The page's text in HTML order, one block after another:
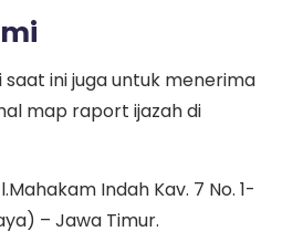
saat ini juga untuk menerima
map raport ijazah di
Indah Kav. 7 No. 1-
– Jawa Timur.